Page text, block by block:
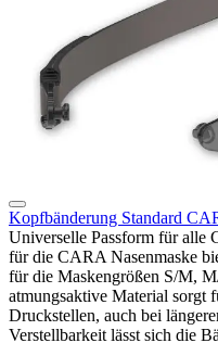
Kopfbänderung Standard
Universelle Passform für alle
für die CARA Nasenmaske
für die Maskengrößen S/M,
atmungsaktive Material sorgt
Druckstellen, auch bei
Verstellbarkeit lässt sich die